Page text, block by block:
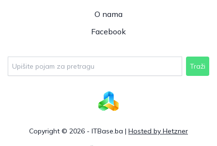
O nama
Facebook
Traži
Copyright © 2026 - ITBase.ba | Hosted by Hetzner